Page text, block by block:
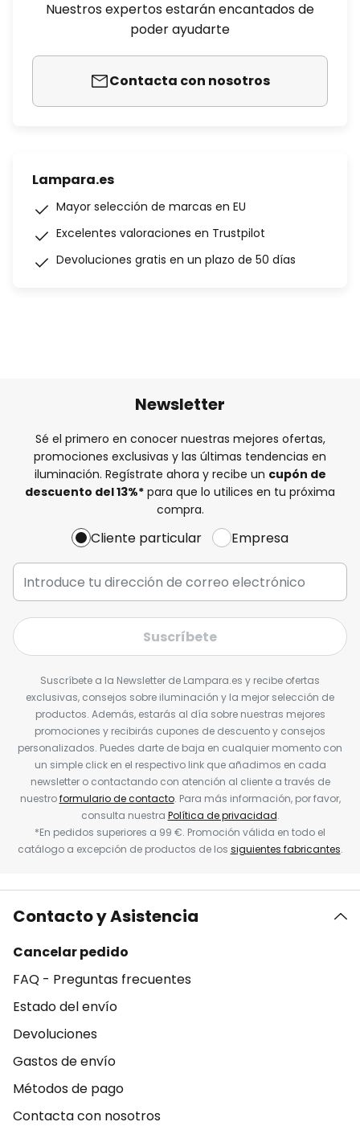
Nuestros expertos estarán encantados de
poder ayudarte
Contacta con nosotros
Lampara.es
Mayor selección de marcas en EU
Excelentes valoraciones en Trustpilot
Devoluciones gratis en un plazo de 50 días
Newsletter
Sé el primero en conocer nuestras mejores ofertas,
promociones exclusivas y las últimas tendencias en
iluminación. Regístrate ahora y recibe un cupón de
descuento del13%* para que lo utilices en tu próxima
compra.
Cliente particular Empresa
Suscríbete
Suscríbete a la Newsletter de Lampara.es y recibe ofertas
exclusivas, consejos sobre iluminación y la mejor selección de
productos. Además, estarás al día sobre nuestras mejores
promociones y recibirás cupones de descuento y consejos
personalizados. Puedes darte de baja en cualquier momento con
un simple click en el respectivo link que añadimos en cada
newsletter o contactando con atención al cliente a través de
nuestroformulario de contacto. Para más información, por favor,
consulta nuestra Política de privacidad.
*En pedidos superiores a 99 €. Promoción válida en todo el
catálogo a excepción de productos de los siguientes fabricantes.
Contacto y Asistencia
Cancelar pedido
FAQ - Preguntas frecuentes
Estado del envío
Devoluciones
Gastos de envío
Métodos de pago
Contacta con nosotros